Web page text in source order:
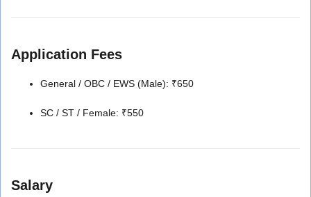
Application Fees
General / OBC / EWS (Male): ₹650
SC / ST / Female: ₹550
Salary